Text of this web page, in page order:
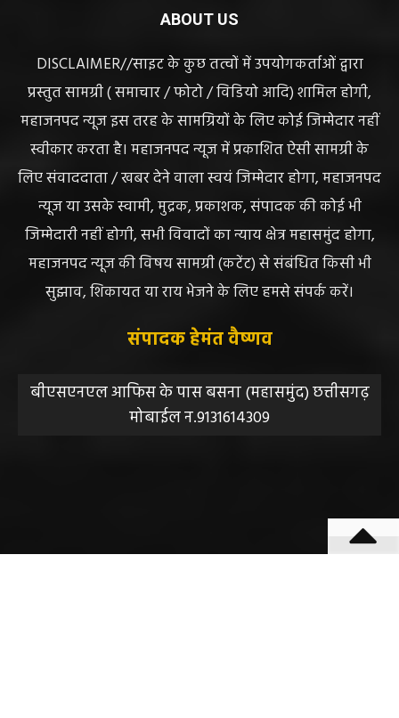
ABOUT US
DISCLAIMER//साइट के कुछ तत्वों में उपयोगकर्ताओं द्वारा
प्रस्तुत सामग्री ( समाचार / फोटो / विडियो आदि) शामिल होगी,
महाजनपद न्यूज इस तरह के सामग्रियों के लिए कोई जिम्मेदार नहीं
स्वीकार करता है। महाजनपद न्यूज में प्रकाशित ऐसी सामग्री के
लिए संवाददाता / खबर देने वाला स्वयं जिम्मेदार होगा, महाजनपद
न्यूज या उसके स्वामी, मुद्रक, प्रकाशक, संपादक की कोई भी
जिम्मेदारी नहीं होगी, सभी विवादों का न्याय क्षेत्र महासमुंद होगा,
महाजनपद न्यूज की विषय सामग्री (कटेंट) से संबंधित किसी भी
सुझाव, शिकायत या राय भेजने के लिए हमसे संपर्क करें।
संपादक हेमंत वैष्णव
बीएसएनएल आफिस के पास बसना (महासमुंद) छत्तीसगढ़